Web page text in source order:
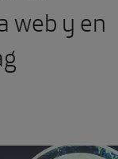
web y en